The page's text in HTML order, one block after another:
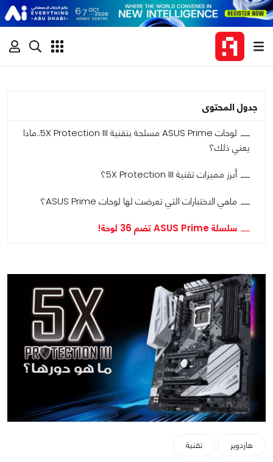
جدول المحتوى
لوحات ASUS Prime مسلحة بتقنية 5X Protection III..ماذا
يعني ذلك؟
أبرز مميزات تقنية 5X Protection III؟
ماهي الاختبارات التي تعرضت لها لوحات ASUS Prime؟
سلسلة ASUS Prime تضم 36 لوحة!
هاردوير تقنية